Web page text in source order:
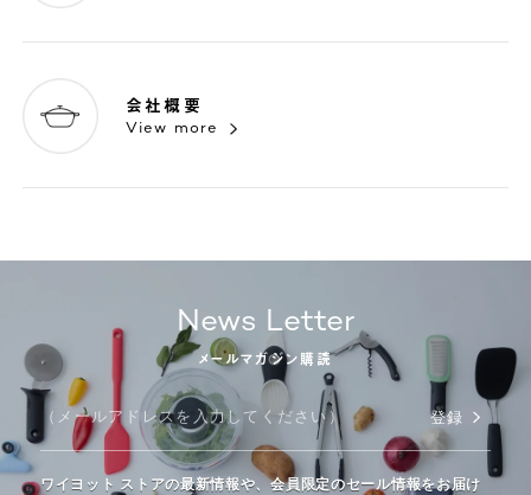
会社概要
View more
News Letter
メールマガジン購読
登録
ワイヨット ストアの最新情報や、会員限定のセール情報をお届け